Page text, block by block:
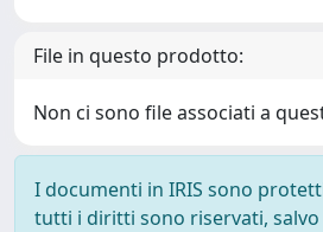
File in questo prodotto:
Non ci sono file associati a
I documenti in IRIS sono
tutti i diritti sono riservati, salvo